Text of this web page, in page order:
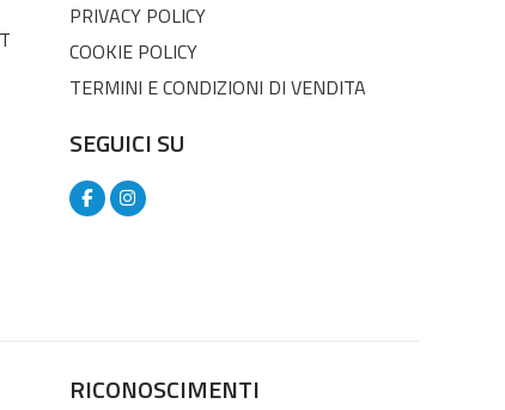
PRIVACY POLICY
COOKIE POLICY
TERMINI E CONDIZIONI DI VENDITA
SEGUICI SU
RICONOSCIMENTI